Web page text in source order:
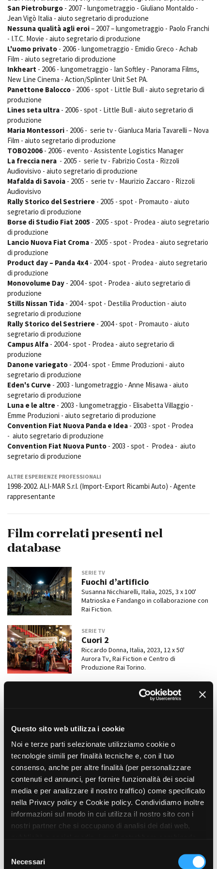
Questo sito web utilizza i cookie
Noi e terze parti selezionate utilizziamo cookie o
tecnologie simili per finalità tecniche e, con il tuo
consenso, anche per altre finalità (per personalizzare
contenuti ed annunci, per fornire funzionalità dei social
media e per analizzare il nostro traffico) come specificato
nella Privacy policy e Cookie policy. Condividiamo inoltre
informazioni sul modo in cui utilizza il nostro sito con i
nostri partner che si occupano di analisi dei dati web,
raccolto dal suo utilizzo dei loro servizi. Puoi liberamente
Necessari
San Pietroburgo - 2007 - lungometraggio - Giuliano Montaldo -
Jean Vigò Italia - aiuto segretario di produzione
Nessuna qualità agli eroi– 2007 – lungometraggio - Paolo Franchi
- I.T.C. Movie - aiuto segretario di produzione
L'uomo privato - 2006 - lungometraggio - Emidio Greco - Achab
Film - aiuto segretario di produzione
Inkheart - 2006 - lungometraggio - Ian Softley - Panorama Films,
New Line Cinema - Action/Splinter Unit Set PA.
Panettone Balocco - 2006 - spot - Little Bull - aiuto segretario di
produzione
Lines seta ultra - 2006 - spot - Little Bull - aiuto segretario di
produzione
Maria Montessori - 2006 - serie tv - Gianluca Maria Tavarelli – Nova
Film - aiuto segretario di produzione
TOBO2006 - 2006 - evento - Assistente Logistics Manager
La freccia nera - 2005 - serie tv - Fabrizio Costa - Rizzoli
Audiovisivo - aiuto segretario di produzione
Mafalda di Savoia - 2005 - serie tv - Maurizio Zaccaro - Rizzoli
Audiovisivo
Rally Storico del Sestriere - 2005 - spot - Promauto - aiuto
segretario di produzione
Borse di Studio Fiat 2005 - 2005 - spot - Prodea - aiuto segretario
di produzione
Lancio Nuova Fiat Croma - 2005 - spot - Prodea - aiuto segretario
di produzione
Product day – Panda 4x4 - 2004 - spot - Prodea - aiuto segretario
di produzione
Monovolume Day - 2004 - spot - Prodea - aiuto segretario di
produzione
Stills Nissan Tida - 2004 - spot - Destilia Production - aiuto
segretario di produzione
Rally Storico del Sestriere - 2004 - spot - Promauto - aiuto
segretario di produzione
Campus Alfa - 2004 - spot - Prodea - aiuto segretario di
produzione
Danone variegato - 2004 - spot - Emme Produzioni - aiuto
segretario di produzione
Eden's Curve - 2003 - lungometraggio - Anne Misawa - aiuto
segretario di produzione
Luna e le altre - 2003 - lungometraggio - Elisabetta Villaggio -
Emme Produzioni - aiuto segretario di produzione
Convention Fiat Nuova Panda e Idea - 2003 - spot - Prodea
- aiuto segretario di produzione
Convention Fiat Nuova Punto - 2003 - spot - Prodea - aiuto
segretario di produzione
ALTRE ESPERIENZE PROFESSIONALI
1998-2002. ALI-MAR S.r.l. (Import-Export Ricambi Auto) - Agente
rappresentante
Film correlati presenti nel
database
SERIE TV
Fuochi d’artificio
Susanna Nicchiarelli, Italia, 2025, 3 x 100'
Matrioska e Fandango in collaborazione con
Rai Fiction.
SERIE TV
Cuori 2
Riccardo Donna, Italia, 2023, 12 x 50'
Aurora Tv, Rai Fiction e Centro di
Produzione Rai Torino.
SERIE TV
La legge di Lidia Poët
Matteo Rovere, Letizia Lamartire, Italia,
2023, 6 x 52'
Groenlandia
SERIE TV
La Sposa
Giacomo Campiotti, Italia, 2022, 3 x 110'